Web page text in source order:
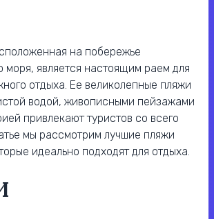
на побережье
моря, является настоящим раем для
отдыха. Ее великолепные пляжи
водой, живописными пейзажами
привлекают туристов со всего
мы рассмотрим лучшие пляжи
идеально подходят для отдыха.